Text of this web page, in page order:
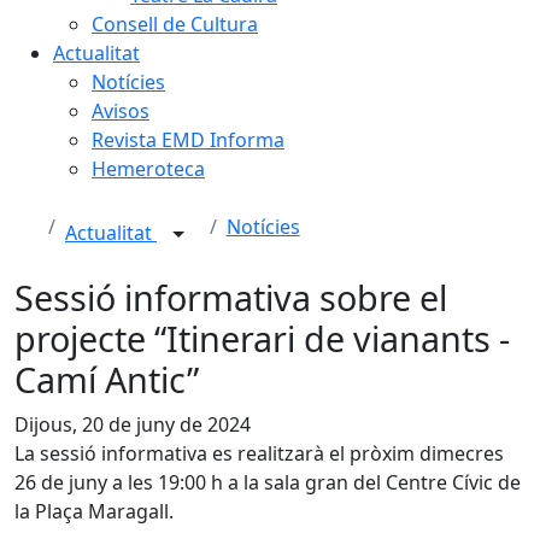
Consell de Cultura
Actualitat
Notícies
Avisos
Revista EMD Informa
Hemeroteca
Actualitat Notícies
Sessió informativa sobre el
projecte “Itinerari de vianants -
Camí Antic”
Dijous, 20 de juny de 2024
La sessió informativa es realitzarà el pròxim dimecres
26 de juny a les 19:00 h a la sala gran del Centre Cívic de
la Plaça Maragall.